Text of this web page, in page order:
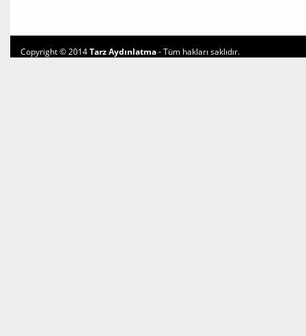
Copyright © 2014Tarz Aydınlatma- Tüm hakları saklıdır.